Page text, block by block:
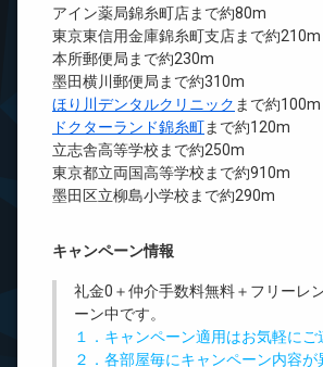
アイン薬局錦糸町店まで約80m
東京東信用金庫錦糸町支店まで約210m
本所郵便局まで約230m
墨田横川郵便局まで約310m
ほり川デンタルクリニック まで約100m
ドクターランド錦糸町まで約120m
立志舎高等学校まで約250m
東京都立両国高等学校まで約910m
墨田区立柳島小学校まで約290m
キャンペーン情報
礼金0 ＋仲介手数料無料＋ フリーレ
ーン中です。
１．キャンペーン適用はお気軽にご
２．各部屋毎にキャンペーン内容が